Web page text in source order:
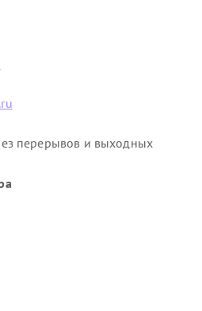
перерывов и выходных